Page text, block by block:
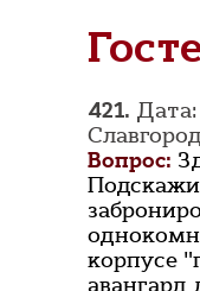
421. Дата:
Вопрос:
корпусе
авангард